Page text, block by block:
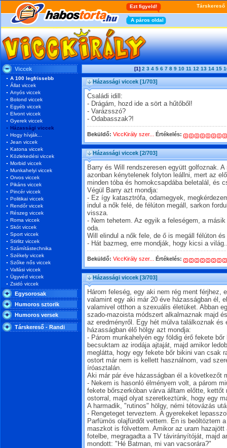
Viccek
A 100 legfrissebb
Állat viccek
Anyós viccek
Bolond viccek
Egyéb viccek
Elvont viccek
Gyerek viccek
Házassági viccek
Hogy hívják...
Jean viccek
Katona viccek
Közlekedési viccek
Morbid viccek
Munkahelyi viccek
Orvos viccek
Pikáns viccek
Pincér viccek
Politikai viccek
Rendőr viccek
Részeg viccek
Roma viccek
Skót viccek
Sport viccek
Stirlitz viccek
Számítástechnika
Székely viccek
Szőke nős viccek
Vallási viccek
Ügyvéd viccek
Zsidó viccek
Egysorosak
Humoros sztorik
Humoros versek
Társkereső - Randi
[1] 2 3 4 5 6 7 8 9 10 11 12 13 14 15
Házassági viccek [1/703]
Családi idill:
- Drágám, hozd ide a sört a hűtőből!
- Varázsszó?
- Odabasszak?!
Beküldő: ViccKirály szer... Értékelés:
Házassági viccek [2/703]
Barry és Will rendszeresen együtt golfoznak.
azonban kénytelenek folyton leállni, mert az
minden tóba és homokcsapdába beletalál, és
Végül Barry azt mondja:
- Ez így katasztrófa, odamegyek,
indul a nők felé, de félúton megáll, sarkon
vissza.
- Nem tehetem. Az egyik a feleségem, a
oda.
Will elindul a nők fele, de ő is megáll félúton
- Hát bazmeg, erre mondják, hogy kicsi a
Beküldő: ViccKirály szer... Értékelés:
Házassági viccek [3/703]
Három feleség, egy aki nem rég ment férjhez,
valamint egy aki már 20 éve házasságban él,
valamivel otthon a szexuális életüket. Abban
szado-mazoista módszert alkalmaznak majd
az eredményről. Egy hét múlva találkoznak és
házasságban élő hölgy azt mondja:
- Párom munkahelyén egy földig érő fekete
becsuktam az irodája ajtaját, majd amikor
meglátta, hogy egy fekete bőr bikini van csak
ostort már nem is kellett használnom, vad
íróasztalán.
Aki már pár éve házasságban él a következőt
- Nekem is hasonló élményem volt, a párom
fekete bőrszerkóban várva álltam előtte, kettőt
ostorral, majd olyat szeretkeztünk, hogy egy
A harmadik, "rutinos" hölgy, némi tétovázás
- Rengeteget terveztem. A gyerekeket
Parfümös olajfürdőt vettem. Én is beöltöztem
maszkot is fölvettem. Amikor az uram
fotelbe, megragadta a TV távirányítóját, majd
mondott: "Hé Batman, mi van vacsorára?"